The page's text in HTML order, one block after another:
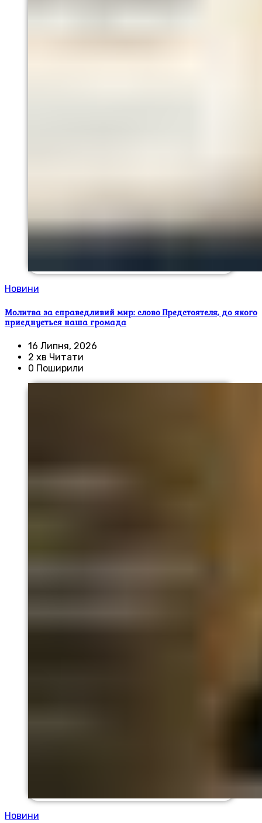
Новини
Молитва за справедливий мир: слово Предстоятеля, до якого
приєднується наша громада
16 Липня, 2026
2 хв Читати
0 Поширили
Новини